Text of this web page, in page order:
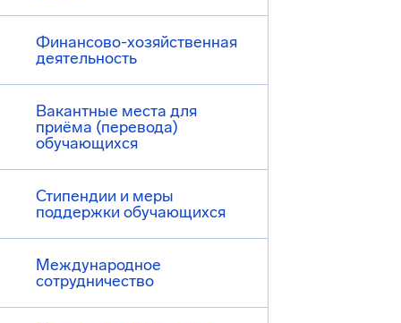
Финансово-хозяйственная
деятельность
Вакантные места для
приёма (перевода)
обучающихся
Стипендии и меры
поддержки обучающихся
Международное
сотрудничество